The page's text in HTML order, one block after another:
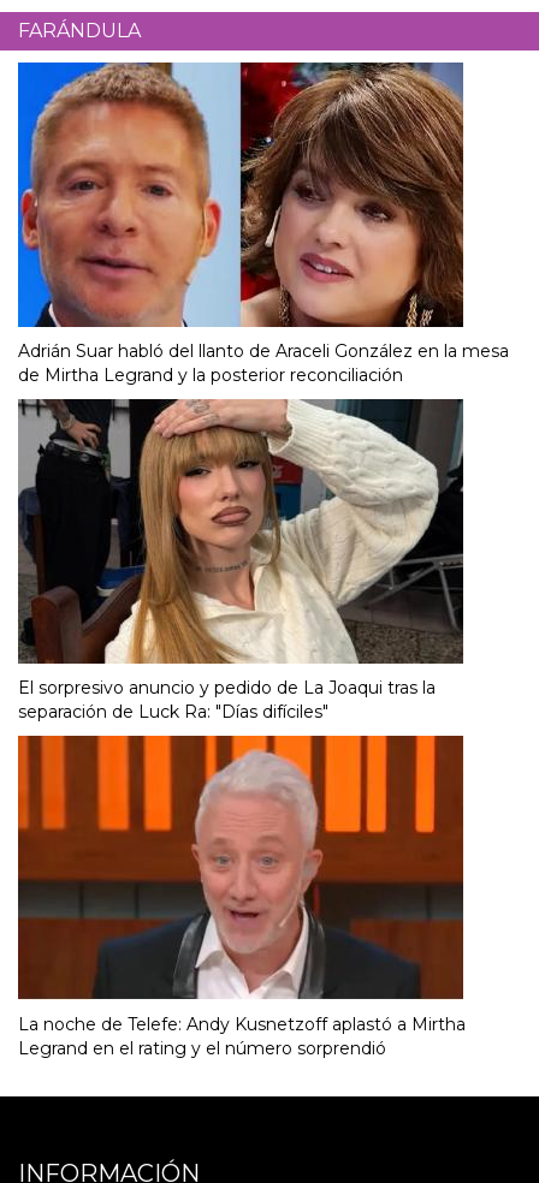
FARÁNDULA
Adrián Suar habló del llanto de Araceli González en la mesa
de Mirtha Legrand y la posterior reconciliación
El sorpresivo anuncio y pedido de La Joaqui tras la
separación de Luck Ra: "Días difíciles"
La noche de Telefe: Andy Kusnetzoff aplastó a Mirtha
Legrand en el rating y el número sorprendió
INFORMACIÓN